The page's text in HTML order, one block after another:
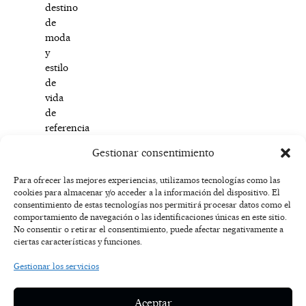
Gestionar consentimiento
Para ofrecer las mejores experiencias, utilizamos tecnologías como las
cookies para almacenar y/o acceder a la información del dispositivo. El
consentimiento de estas tecnologías nos permitirá procesar datos como el
comportamiento de navegación o las identificaciones únicas en este sitio.
No consentir o retirar el consentimiento, puede afectar negativamente a
ciertas características y funciones.
Gestionar los servicios
Aceptar
destino
de
moda
y
estilo
de
vida
de
referencia
F
a
c
e
-
I
n
s
t
m
X
-
t
w
r
Y
o
u
t
T
i
k
t
AVISO